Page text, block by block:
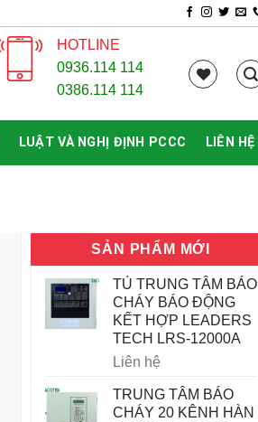
HOTLINE
0936.114 114
0386.114 114
LUẬT VÀ NGHỊ ĐỊNH PCCC LIÊN HỆ
SẢN PHẨM MỚI
TỦ TRUNG TÂM BÁO
CHÁY BÁO ĐỘNG
KẾT HỢP LEADERS
TECH LRS-12000A
Liên hệ
TRUNG TÂM BÁO
CHÁY 20 KÊNH HÀN